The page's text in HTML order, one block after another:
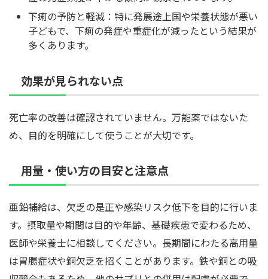
下痢の予防と軽減：特に発展途上国や栄養状態が悪い
子どもで、下痢の発症や重症化が減ったという結果が
多くあります。
効果が見られない点
死亡率の改善は確認されていません。万能薬ではないた
め、目的を明確にして使うことが大切です。
用量・使い方の目安と注意点
亜鉛補給は、欠乏の是正や感染リスク低下を目的に行いま
す。摂取量や期間は目的や年齢、基礎疾患で変わるため、
医師や栄養士に相談してください。長期間にわたる高用量
は胃腸症状や銅欠乏を招くことがあります。鉄や銅との吸